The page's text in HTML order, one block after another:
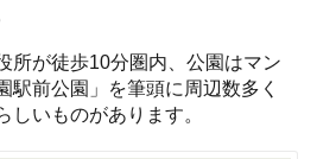
所が徒歩10分圏内、公園はマン
駅前公園」を筆頭に周辺数多く
しいものがあります。